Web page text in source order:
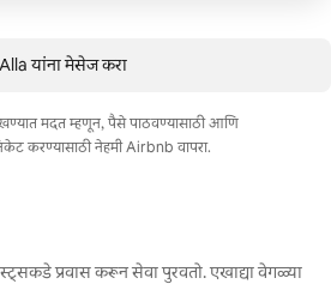
Alla यांना मेसेज करा
मदत म्हणून, पैसे पाठवण्यासाठी आणि
करण्यासाठी नेहमी Airbnb वापरा.
प्रवास करून सेवा पुरवतो. एखाद्या वेगळ्या